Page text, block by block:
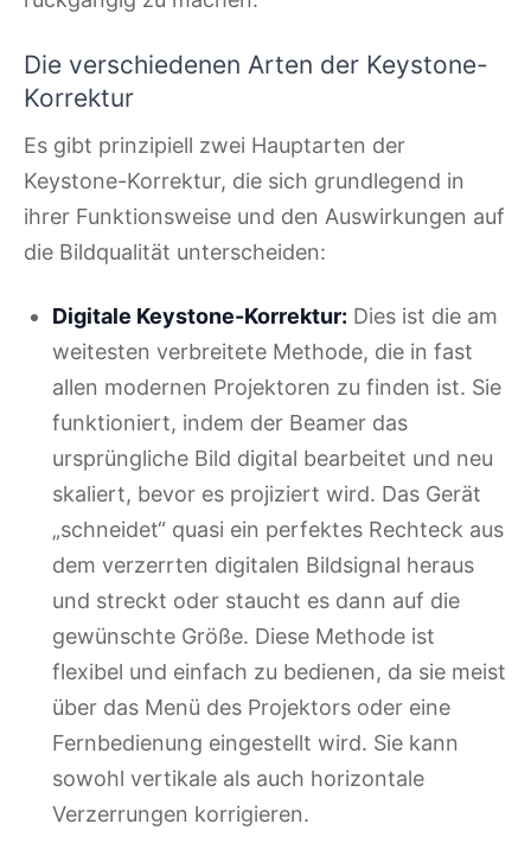
Die verschiedenen Arten der Keystone-
Korrektur
Es gibt prinzipiell zwei Hauptarten der
Keystone-Korrektur, die sich grundlegend in
ihrer Funktionsweise und den Auswirkungen auf
die Bildqualität unterscheiden:
Digitale Keystone-Korrektur: Dies ist die am
weitesten verbreitete Methode, die in fast
allen modernen Projektoren zu finden ist. Sie
funktioniert, indem der Beamer das
ursprüngliche Bild digital bearbeitet und neu
skaliert, bevor es projiziert wird. Das Gerät
„schneidet“ quasi ein perfektes Rechteck aus
dem verzerrten digitalen Bildsignal heraus
und streckt oder staucht es dann auf die
gewünschte Größe. Diese Methode ist
flexibel und einfach zu bedienen, da sie meist
über das Menü des Projektors oder eine
Fernbedienung eingestellt wird. Sie kann
sowohl vertikale als auch horizontale
Verzerrungen korrigieren.